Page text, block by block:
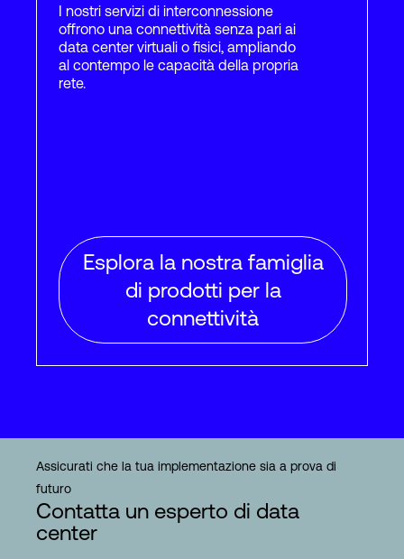
I nostri servizi di interconnessione
offrono una connettività senza pari ai
data center virtuali o fisici, ampliando
al contempo le capacità della propria
rete.
Esplora la nostra famiglia
di prodotti per la
connettività
Assicurati che la tua implementazione sia a prova di
futuro
Contatta un esperto di data
center